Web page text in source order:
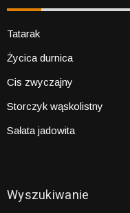
Tatarak
Życica durnica
Cis zwyczajny
Storczyk wąskolistny
Sałata jadowita
Wyszukiwanie